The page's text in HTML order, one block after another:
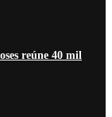
reúne 40 mil